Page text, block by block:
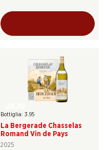
Bottiglia: 3.95
La Bergerade Chasselas
Romand Vin de Pays
2025